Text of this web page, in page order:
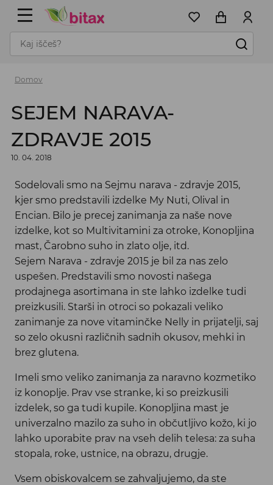
Domov
SEJEM NARAVA-
ZDRAVJE 2015
10. 04. 2018
Sodelovali smo na Sejmu narava - zdravje 2015,
kjer smo predstavili izdelke My Nuti, Olival in
Encian. Bilo je precej zanimanja za naše nove
izdelke, kot so Multivitamini za otroke, Konopljina
mast, Čarobno suho in zlato olje, itd.
Sejem Narava - zdravje 2015 je bil za nas zelo
uspešen. Predstavili smo novosti našega
prodajnega asortimana in ste lahko izdelke tudi
preizkusili. Starši in otroci so pokazali veliko
zanimanje za nove vitaminčke Nelly in prijatelji, saj
so zelo okusni različnih sadnih okusov, mehki in
brez glutena.
Imeli smo veliko zanimanja za naravno kozmetiko
iz konoplje. Prav vse stranke, ki so preizkusili
izdelek, so ga tudi kupile. Konopljina mast je
univerzalno mazilo za suho in občutljivo kožo, ki jo
lahko uporabite prav na vseh delih telesa: za suha
stopala, roke, ustnice, na obrazu, drugje.
Vsem obiskovalcem se zahvaljujemo, da ste